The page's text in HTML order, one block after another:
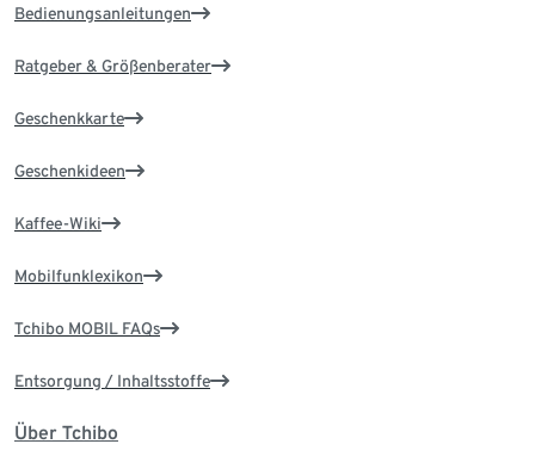
Bedienungsanleitungen
Ratgeber & Größenberater
Geschenkkarte
Geschenkideen
Kaffee-Wiki
Mobilfunklexikon
Tchibo MOBIL FAQs
Entsorgung / Inhaltsstoffe
Über Tchibo